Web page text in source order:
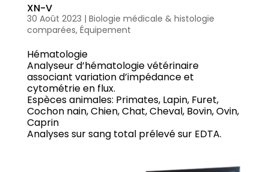
XN-V
30 Août 2023 | Biologie médicale & histologie
comparées, Équipement
Hématologie
Analyseur d’hématologie vétérinaire
associant variation d’impédance et
cytométrie en flux.
Espèces animales: Primates, Lapin, Furet,
Cochon nain, Chien, Chat, Cheval, Bovin, Ovin,
Caprin
Analyses sur sang total prélevé sur EDTA.